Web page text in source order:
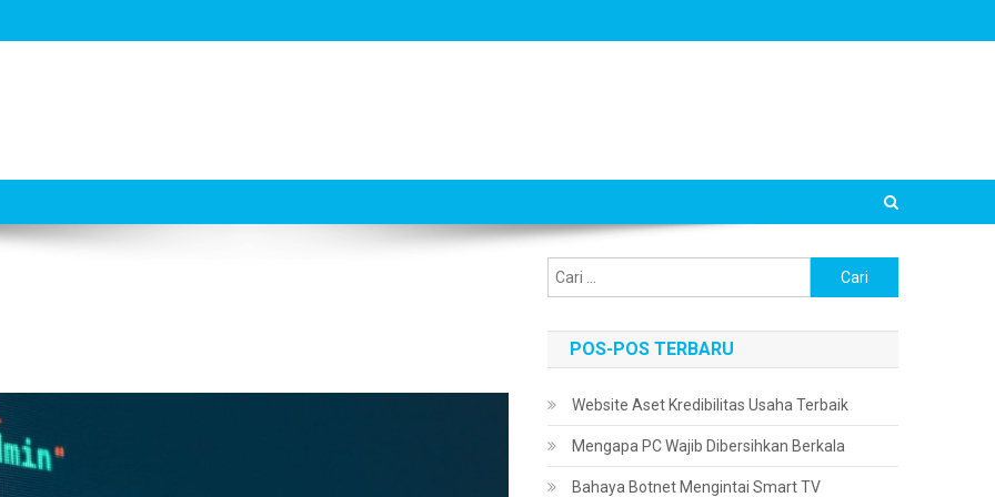
untuk:
POS-POS TERBARU
Website Aset Kredibilitas Usaha Terbaik
Mengapa PC Wajib Dibersihkan Berkala
Bahaya Botnet Mengintai Smart TV